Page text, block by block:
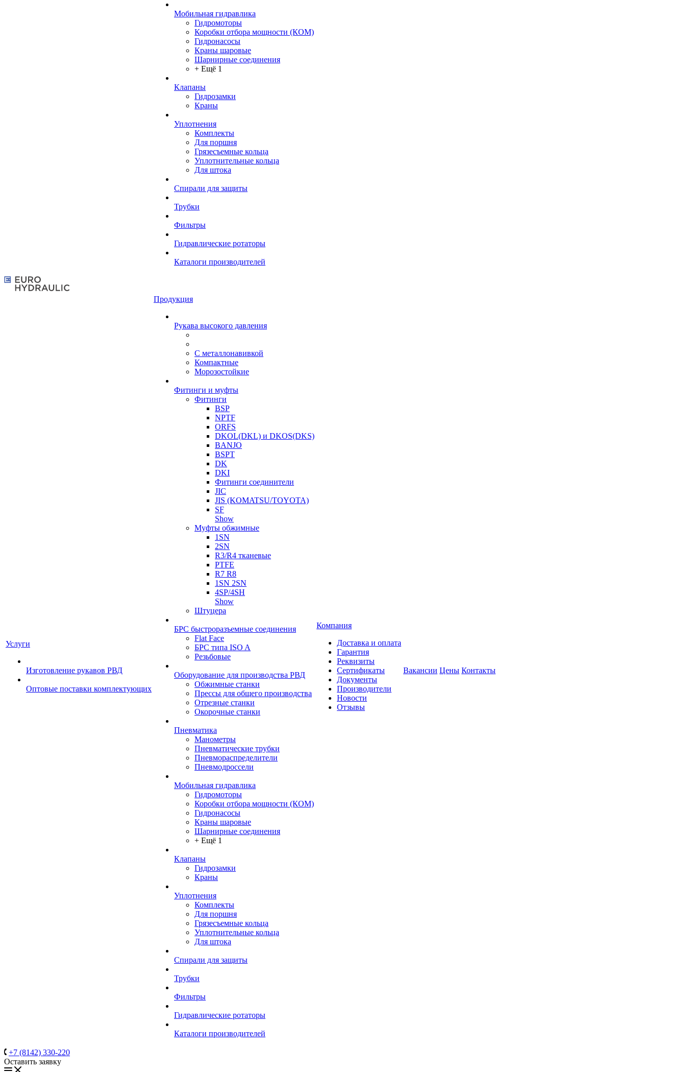
Мобильная гидравлика
Гидромоторы
Коробки отбора мощности (КОМ)
Гидронасосы
Краны шаровые
Шарнирные соединения
+ Ещё 1
Клапаны
Гидрозамки
Краны
Уплотнения
Комплекты
Для поршня
Грязесъемные кольца
Уплотнительные кольца
Для штока
Спирали для защиты
Трубки
Фильтры
Гидравлические ротаторы
Каталоги производителей
Услуги
Изготовление рукавов РВД
Оптовые поставки комплектующих
Продукция
Рукава высокого давления
С металлонавивкой
Компактные
Морозостойкие
Фитинги и муфты
Фитинги
BSP
NPTF
ORFS
DKOL(DKL) и DKOS(DKS)
BANJO
BSPT
DK
DKI
Фитинги соединители
JIC
JIS (KOMATSU/TOYOTA)
SF
Show
Муфты обжимные
1SN
2SN
R3/R4 тканевые
PTFE
R7 R8
1SN 2SN
4SP/4SH
Show
Штуцера
БРС быстроразъемные соединения
Flat Face
БРС типа ISO A
Резьбовые
Оборудование для производства РВД
Обжимные станки
Прессы для общего производства
Отрезные станки
Окорочные станки
Пневматика
Манометры
Пневматические трубки
Пневмораспределители
Пневмодроссели
Мобильная гидравлика
Гидромоторы
Коробки отбора мощности (КОМ)
Гидронасосы
Краны шаровые
Шарнирные соединения
+ Ещё 1
Клапаны
Гидрозамки
Краны
Уплотнения
Комплекты
Для поршня
Грязесъемные кольца
Уплотнительные кольца
Для штока
Спирали для защиты
Трубки
Фильтры
Гидравлические ротаторы
Каталоги производителей
Компания
Доставка и оплата
Гарантия
Реквизиты
Сертификаты
Документы
Производители
Новости
Отзывы
Вакансии Цены Контакты
+7 (8142) 330-220
Оставить заявку